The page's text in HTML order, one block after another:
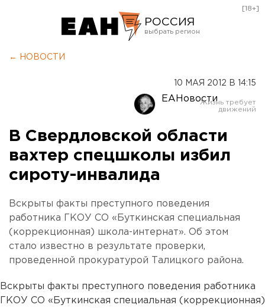
РОССИЯ
Оренбург
[18+]
← НОВОСТИ
10 МАЯ 2012 В 14:15
ЕАНовости
В Свердловской области
вахтер спецшколы избил
сироту-инвалида
Вскрыты факты преступного поведения
работника ГКОУ СО «Буткинская специальная
(коррекционная) школа-интернат». Об этом
стало известно в результате проверки,
проведенной прокуратурой Талицкого района.
Вскрыты факты преступного поведения работника
ГКОУ СО «Буткинская специальная (коррекционная)